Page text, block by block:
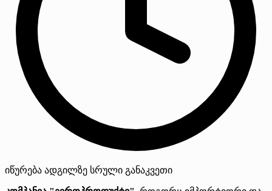
იწურება ადგილზე სრული განაკვეთი